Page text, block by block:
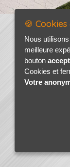
🍪
Nous
meilleure
bouton
Cookies et
Votre